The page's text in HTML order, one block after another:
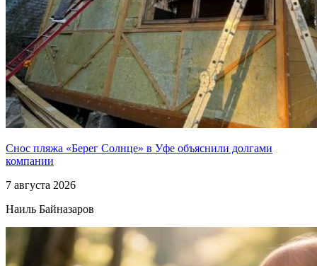
Снос пляжа «Берег Солнце» в Уфе объяснили долгами
компании
7 августа 2026
Наиль Байназаров